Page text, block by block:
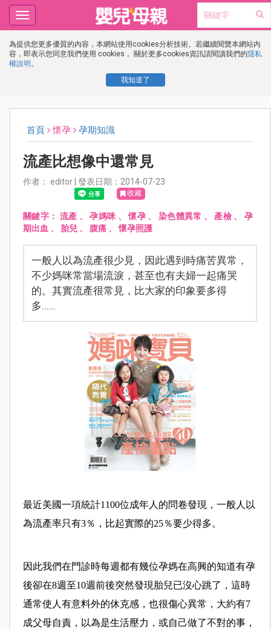
為提供您更多優質的內容，本網站使用cookies分析技術。若繼續閱覽本網站內
容，即表示您同意我們使用 cookies， 關於更多cookies資訊請閱讀我們的隱私
權說明 。
我知道了
Toggle
navigation
首頁 懷孕 孕期知識
流產比想像中還常見
作者： editor | 發表日期：2014-07-23
收藏
關鍵字： 流產 、孕媽咪 、懷孕、 染色體異常 、 產檢 、孕
期出血 、 胎兒、 腹痛、懷孕照護
一般人以為流產很少見，因此遇到時痛苦異常，
不少媽咪常當場流淚，甚至也有夫婦一起痛哭
的。其實流產很常見，比大家的印象要多得
多……
最近美國一項統計1100位成年人的問卷發現，一般人以
為流產率只有3％，比起實際的25％要少得多。
因此我們在門診時每週都有幾位孕媽在高興的知道有孕
後卻在8週至10週前後突然發現胎兒已沒心跳了，這時
通常使人有意料外的休克感，也很傷心異常，大約有7
成父母自責，以為是生活壓力，或自己做了不對的事，